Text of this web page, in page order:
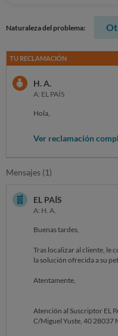
Naturaleza del problema:
TU RECLAMACIÓN
H. A.
A: EL PAÍS
Hola,
El 28/04/2025 se realizó
un año. El día en que se
de hacerlo online, para
automática, y me indicaron
El día 28/04/2026 se ha
de forma indebida.
SOLICITO la devolución
CANCELACIÓN de toda
Ver reclamación
Mensajes (1)
EL PAÍS
A: H. A.
Buenas tardes,
Tras localizar al cliente, le
la solución ofrecida a su
Atentamente,
Atención al Suscriptor EL
C/Miguel Yuste, 40 28037